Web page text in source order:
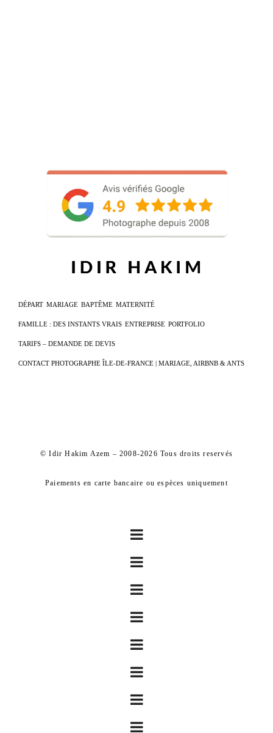
DÉPART MARIAGE BAPTÊME MATERNITÉ
FAMILLE : DES INSTANTS VRAIS ENTREPRISE PORTFOLIO
TARIFS – DEMANDE DE DEVIS
CONTACT PHOTOGRAPHE ÎLE-DE-FRANCE | MARIAGE, AIRBNB & ANTS
© Idir Hakim Azem – 2008-2026 Tous droits reservés
Paiements en carte bancaire ou espèces uniquement